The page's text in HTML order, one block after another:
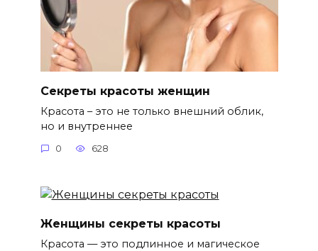
Секреты красоты женщин
Красота – это не только внешний облик,
но и внутреннее
0 628
Женщины секреты красоты
Красота — это подлинное и магическое